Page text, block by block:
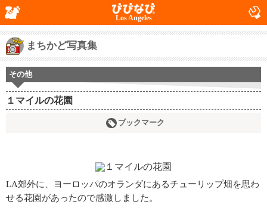
Los Angeles
まちかど写真集
その他
１マイルの花園
ブックマーク
LA郊外に、ヨーロッパのオランダにあるチューリップ畑を思わ
せる花園があったので感激しました。